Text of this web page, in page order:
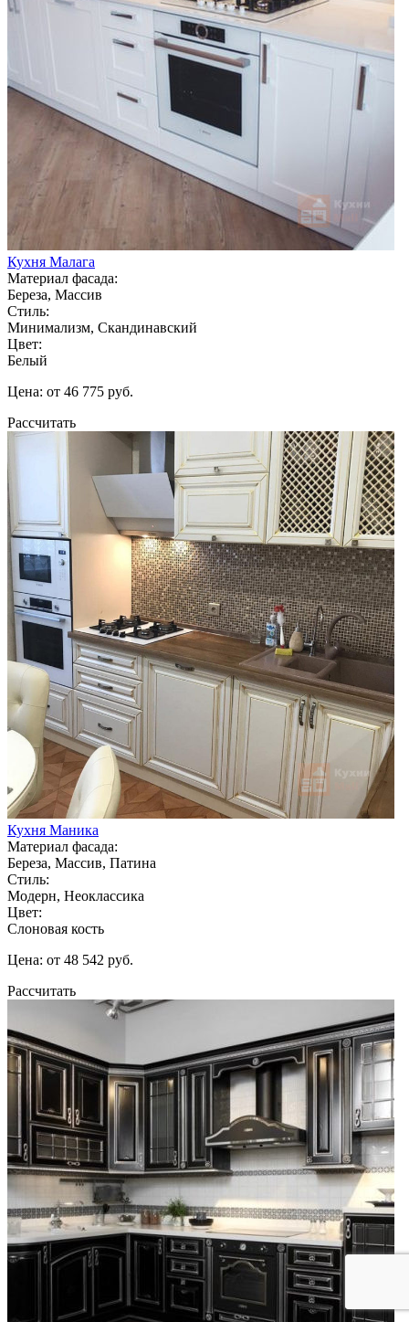
Кухня Малага
Материал фасада:
Береза, Массив
Стиль:
Минимализм, Скандинавский
Цвет:
Белый
Цена: от 46 775 руб.
Рассчитать
Кухня Маника
Материал фасада:
Береза, Массив, Патина
Стиль:
Модерн, Неоклассика
Цвет:
Слоновая кость
Цена: от 48 542 руб.
Рассчитать